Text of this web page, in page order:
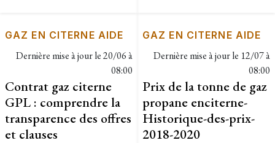
GAZ EN CITERNE AIDE
Dernière mise à jour le20/06 à
08:00
Contrat gaz citerne
GPL : comprendre la
transparence des offres
et clauses
GAZ EN CITERNE AIDE
Dernière mise à jour le 12/07 à
08:00
Prix de la tonne de gaz
propane enciterne-
Historique-des-prix-
2018-2020